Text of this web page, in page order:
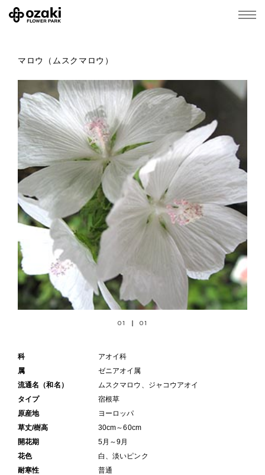
マロウ（ムスクマロウ）
01 01
科
アオイ科
属
ゼニアオイ属
流通名（和名）
ムスクマロウ、ジャコウアオイ
タイプ
宿根草
原産地
ヨーロッパ
草丈/樹高
30cm～60cm
開花期
5月～9月
花色
白、淡いピンク
耐寒性
普通